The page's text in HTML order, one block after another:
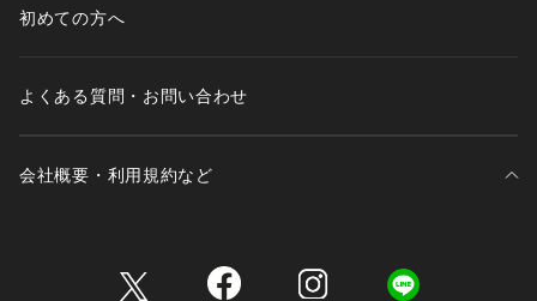
初めての方へ
よくある質問・お問い合わせ
会社概要・利用規約など